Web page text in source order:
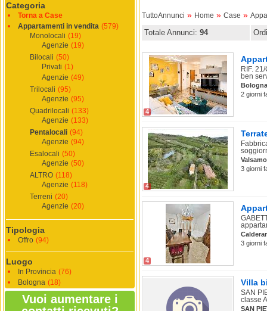
Categoria
Torna a Case
Appartamenti in vendita (579)
Monolocali (19)
Agenzie (19)
Bilocali (50)
Privati (1)
Agenzie (49)
Trilocali (95)
Agenzie (95)
Quadrilocali (133)
Agenzie (133)
Pentalocali (94)
Agenzie (94)
Esalocali (50)
Agenzie (50)
ALTRO (118)
Agenzie (118)
Terreni (20)
Agenzie (20)
Tipologia
Offro (94)
Luogo
In Provincia (76)
Bologna (18)
Vuoi aumentare i
TuttoAnnunci » Home » Case »
Totale Annunci: 94
4
RIF.
ben
Bologna
2 giorni
4
3 giorni
4
3 giorni
Villa
SAN
classe
SAN